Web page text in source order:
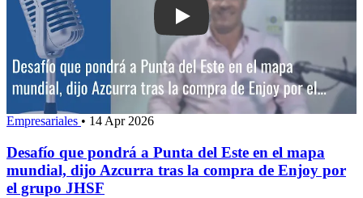
Play: Desafío que pondrá a Punta del
Empresariales • 14 Apr 2026
Desafío que pondrá a Punta del Este en el mapa
mundial, dijo Azcurra tras la compra de Enjoy por
el grupo JHSF